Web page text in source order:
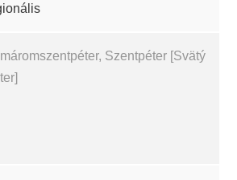
Szentpéter [Svätý